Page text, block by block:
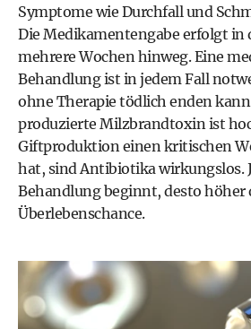
Symptome wie Durchfall und
Die Medikamentengabe erfolgt in
mehrere Wochen hinweg. Eine
Behandlung ist in jedem Fall
ohne Therapie tödlich enden
produzierte Milzbrandtoxin ist
Giftproduktion einen kritischen
hat, sind Antibiotika wirkungslos.
Behandlung beginnt, desto höher
Überlebenschance.